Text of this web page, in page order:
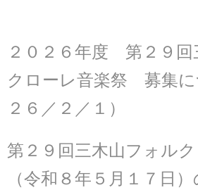
２０２６年度 第２９回
クローレ音楽祭 募集に
２６／２／１）
第２９回三木山フォル
（令和８年５月１７日）